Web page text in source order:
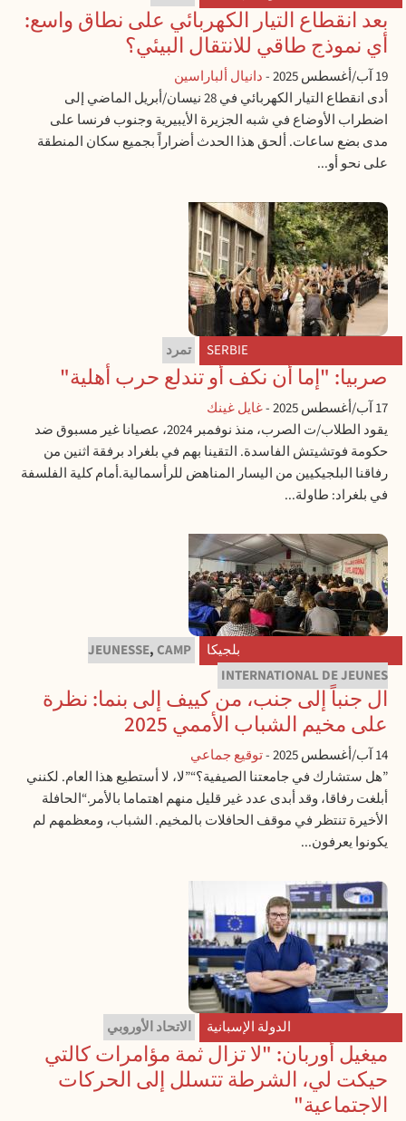
بعد انقطاع التيار الكهربائي على نطاق واسع:
أي نموذج طاقي للانتقال البيئي؟
19 آب/أغسطس 2025 -دانيال ألباراسين
أدى انقطاع التيار الكهربائي في 28 نيسان/أبريل الماضي إلى
اضطراب الأوضاع في شبه الجزيرة الأيبيرية وجنوب فرنسا على
مدى بضع ساعات. ألحق هذا الحدث أضراراً بجميع سكان المنطقة
على نحو أو...
SERBIE تمرد
صربيا: "إما أن نكف أو تندلع حرب أهلية"
17 آب/أغسطس 2025 -غايل غينك
يقود الطلاب/ت الصرب، منذ نوفمبر 2024، عصيانا غير مسبوق ضد
حكومة فوتشيتش الفاسدة. التقينا بهم في بلغراد برفقة اثنين من
رفاقنا البلجيكيين من اليسار المناهض للرأسمالية.أمام كلية الفلسفة
في بلغراد: طاولة...
بلجيكا JEUNESSE,CAMP
INTERNATIONAL DE JEUNES
ال جنباً إلى جنب، من كييف إلى بنما: نظرة
على مخيم الشباب الأممي 2025
14 آب/أغسطس 2025 -توقيع جماعي
”هل ستشارك في جامعتنا الصيفية؟“”لا، لا أستطيع هذا العام. لكنني
أبلغت رفاقا، وقد أبدى عدد غير قليل منهم اهتماما بالأمر.“الحافلة
الأخيرة تنتظر في موقف الحافلات بالمخيم. الشباب، ومعظمهم لم
يكونوا يعرفون...
الدولة الإسبانية الاتحاد الأوروبي
ميغيل أوربان: "لا تزال ثمة مؤامرات كالتي
حيكت لي، الشرطة تتسلل إلى الحركات
الاجتماعية"